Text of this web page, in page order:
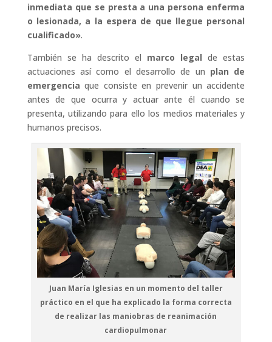
inmediata que se presta a una persona enferma
o lesionada, a la espera de que llegue personal
cualificado».
También se ha descrito el marco legal de estas
actuaciones así como el desarrollo de un plan de
emergencia que consiste en prevenir un accidente
antes de que ocurra y actuar ante él cuando se
presenta, utilizando para ello los medios materiales y
humanos precisos.
Juan María Iglesias en un momento del taller
práctico en el que ha explicado la forma correcta
de realizar las maniobras de reanimación
cardiopulmonar